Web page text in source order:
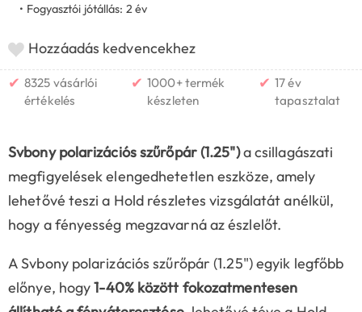
• Fogyasztói jótállás: 2 év
Hozzáadás kedvencekhez
✔ 8325 vásárlói
értékelés
✔ 1000+ termék
készleten
✔ 17 év
tapasztalat
Svbony polarizációs szűrőpár (1.25")a csillagászati
megfigyelések elengedhetetlen eszköze, amely
lehetővé teszi a Hold részletes vizsgálatát anélkül,
hogy a fényesség megzavarná az észlelőt.
A Svbony polarizációs szűrőpár (1.25") egyik legfőbb
előnye, hogy1-40% között fokozatmentesen